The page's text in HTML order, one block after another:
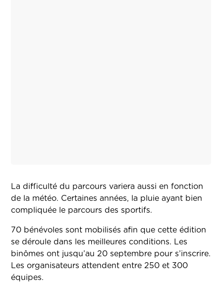
La difficulté du parcours variera aussi en fonction
de la météo. Certaines années, la pluie ayant bien
compliquée le parcours des sportifs.
70 bénévoles sont mobilisés afin que cette édition
se déroule dans les meilleures conditions. Les
binômes ont jusqu’au 20 septembre pour s’inscrire.
Les organisateurs attendent entre 250 et 300
équipes.